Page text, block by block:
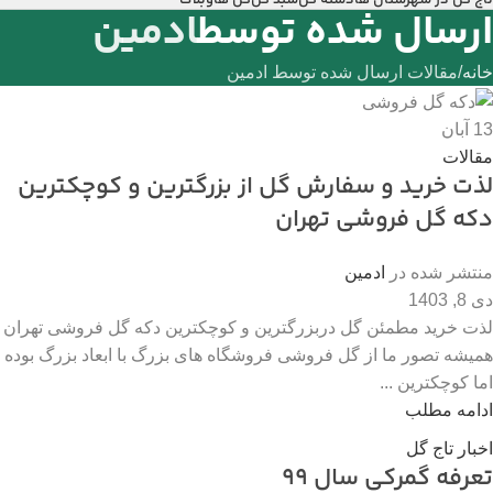
ارسال شده توسطادمین
خانه مقالات ارسال شده توسط ادمین
13 آبان
مقالات
لذت خرید و سفارش گل از بزرگترین و کوچکترین
دکه گل فروشی تهران
منتشر شده در
ادمین
دی 8, 1403
لذت خرید مطمئن گل دربزرگترین و کوچکترین دکه گل فروشی تهران
همیشه تصور ما از گل فروشی فروشگاه های بزرگ با ابعاد بزرگ بوده
اما کوچکترین ...
ادامه مطلب
اخبار تاج گل
تعرفه گمرکی سال 99